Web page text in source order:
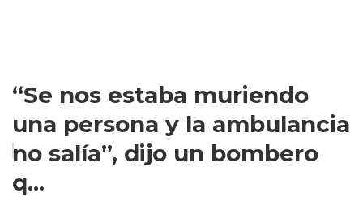
“Se nos estaba muriendo
una persona y la ambulancia
no salía”, dijo un bombero
q...